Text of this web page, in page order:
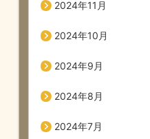
2024年11月
2024年10月
2024年9月
2024年8月
2024年7月